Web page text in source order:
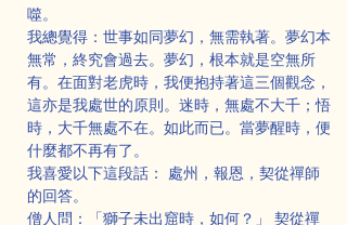
噬。
我總覺得：世事如同夢幻，無需執著。夢幻本
無常，終究會過去。夢幻，根本就是空無所
有。在面對老虎時，我便抱持著這三個觀念，
這亦是我處世的原則。迷時，無處不大千；悟
時，大千無處不在。如此而已。當夢醒時，便
什麼都不再有了。
我喜愛以下這段話： 處州，報恩，契從禪師
的回答。
僧人問：「獅子未出窟時，如何？」 契從禪